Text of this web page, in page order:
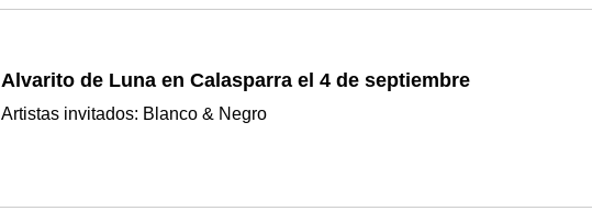
Alvarito de Luna en Calasparra el 4 de septiembre
Artistas invitados: Blanco & Negro